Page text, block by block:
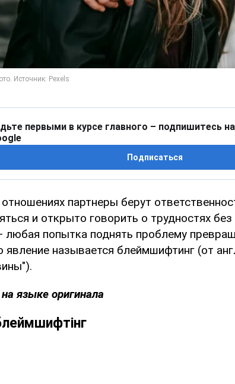
первыми в курсе главного – подпишитесь
Подписаться
партнеры берут
и открыто говорить о трудностях
любая попытка поднять проблему
явление называется блеймшифтинг (от
языке оригинала